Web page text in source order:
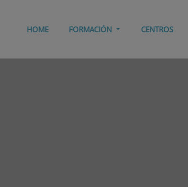
HOME FORMACIÓN CENTROS